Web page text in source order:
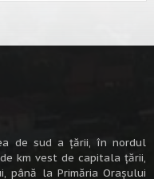
de sud a ţării, în nordul
km vest de capitala țării,
până la Primăria Orașului